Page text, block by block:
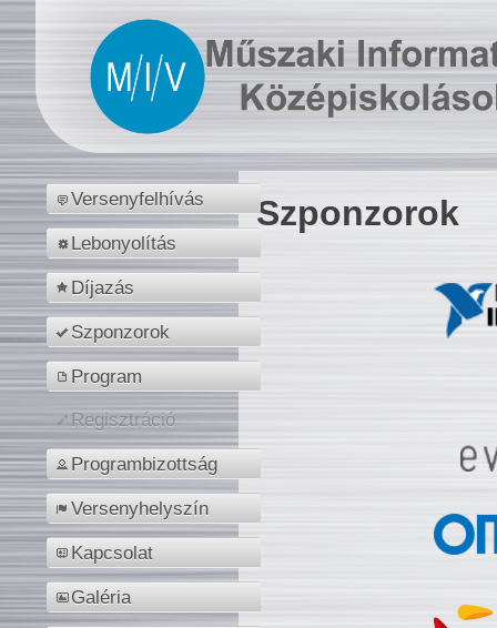
Versenyfelhívás
Lebonyolítás
Díjazás
Szponzorok
Program
Regisztráció
Programbizottság
Versenyhelyszín
Kapcsolat
Galéria
Szponzorok